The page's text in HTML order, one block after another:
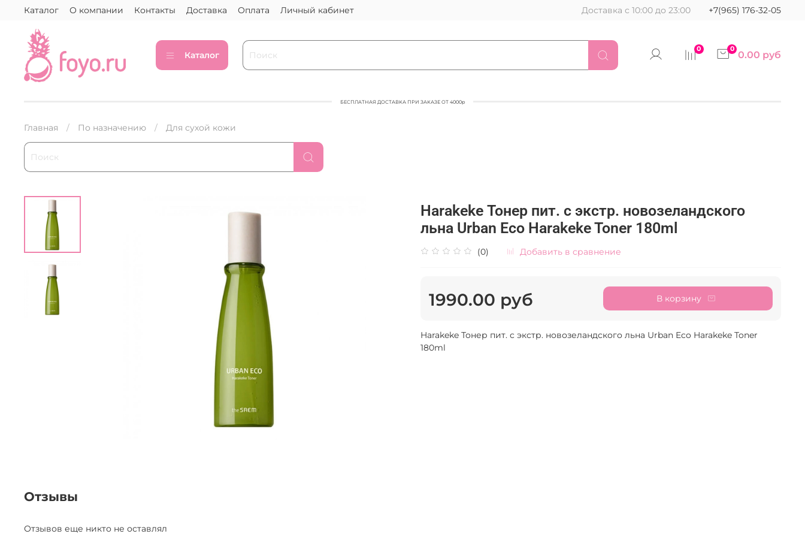
Каталог О компании Контакты Доставка Оплата Личный кабинет Доставка с 10:00 до 23:00 +7(965) 176-32-05
Каталог
0 0 0.00 руб
БЕСПЛАТНАЯ ДОСТАВКА ПРИ ЗАКАЗЕ ОТ 4000р
Главная По назначению Для сухой кожи
Harakeke Тонер пит. с экстр. новозеландского
льна Urban Eco Harakeke Toner 180ml
(0) Добавить в сравнение
1990.00 руб В корзину
Harakeke Тонер пит. с экстр. новозеландского льна Urban Eco Harakeke Toner
180ml
Отзывы
Отзывов еще никто не оставлял